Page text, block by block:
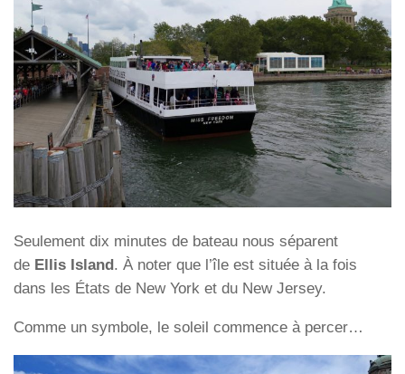
Seulement dix minutes de bateau nous séparent
de Ellis Island . À noter que l’île est située à la fois
dans les États de New York et du New Jersey.
Comme un symbole, le soleil commence à percer…